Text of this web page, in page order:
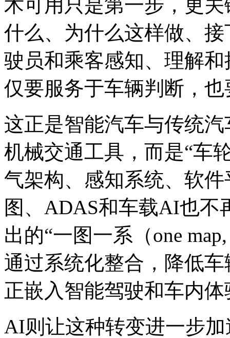
术可用只是第一步，更
什么、为什么这样做、
驶员和乘客感知、理解
仅要服务于车辆判断，
这正是智能汽车与传统
机械交通工具，而是“车
气架构、感知系统、软
图、ADAS和车载AI也不
出的“一图一系（one
通过系统化整合，降低
正嵌入智能驾驶和车内
AI则让这种转变进一步